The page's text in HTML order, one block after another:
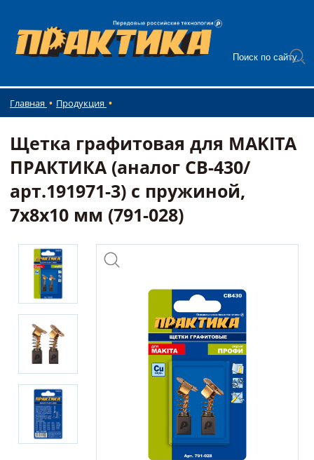
Главная Продукция
Щетка графитовая для MAKITA
ПРАКТИКА (аналог CB-430/
арт.191971-3) с пружиной,
7x8x10 мм (791-028)